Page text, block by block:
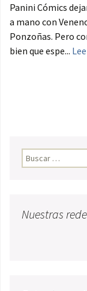
Panini Cómics
a mano con
Ponzoñas. Pero
bien que espe...
Buscar:
Nuestras